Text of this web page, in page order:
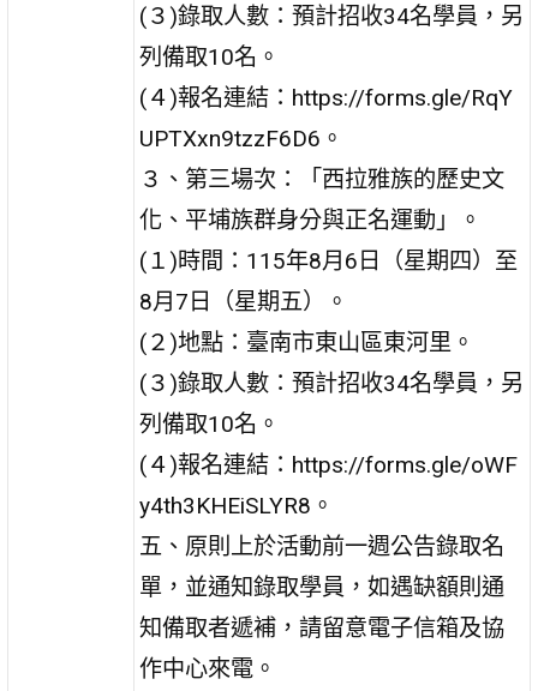
(３)錄取人數：預計招收34名學員，另
列備取10名。
(４)報名連結：https://forms.gle/RqY
UPTXxn9tzzF6D6。
３、第三場次：「西拉雅族的歷史文
化、平埔族群身分與正名運動」。
(１)時間：115年8月6日（星期四）至
8月7日（星期五）。
(２)地點：臺南市東山區東河里。
(３)錄取人數：預計招收34名學員，另
列備取10名。
(４)報名連結：https://forms.gle/oWF
y4th3KHEiSLYR8。
五、原則上於活動前一週公告錄取名
單，並通知錄取學員，如遇缺額則通
知備取者遞補，請留意電子信箱及協
作中心來電。